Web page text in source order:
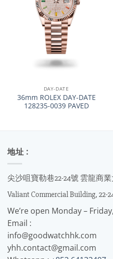
DAY-DATE
36mm ROLEX DAY-DATE
128235-0039 PAVED
地址 :
尖沙咀寶勒巷22-24號 雲龍商
Valiant Commercial Building, 22-
We’re open Monday –
Email :
info@goodwatchhk.com
yhh.contact@gmail.com